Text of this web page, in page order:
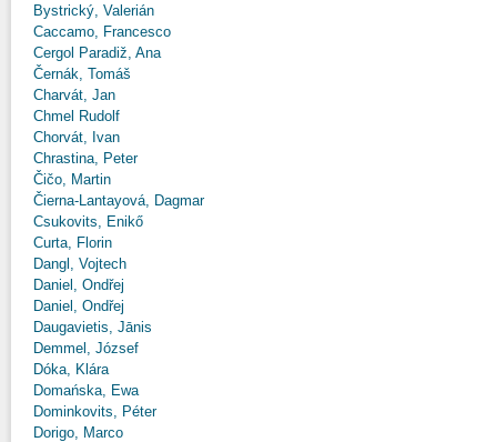
Bystrický, Valerián
Caccamo, Francesco
Cergol Paradiž, Ana
Černák, Tomáš
Charvát, Jan
Chmel Rudolf
Chorvát, Ivan
Chrastina, Peter
Čičo, Martin
Čierna-Lantayová, Dagmar
Csukovits, Enikő
Curta, Florin
Dangl, Vojtech
Daniel, Ondřej
Daniel, Ondřej
Daugavietis, Jānis
Demmel, József
Dóka, Klára
Domańska, Ewa
Dominkovits, Péter
Dorigo, Marco